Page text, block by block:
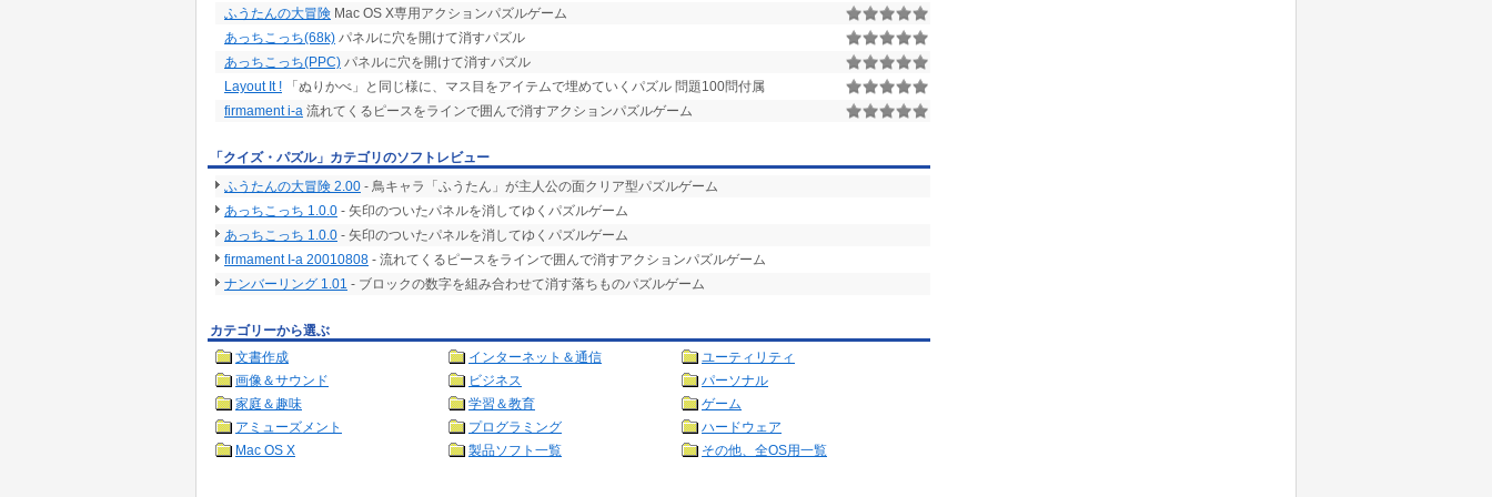
ふうたんの大冒険 Mac OS X専用アクションパズルゲーム
あっちこっち(68k) パネルに穴を開けて消すパズル
あっちこっち(PPC) パネルに穴を開けて消すパズル
Layout It ! 「ぬりかべ」と同じ様に、マス目をアイテムで埋めていくパズル 問題100問付属
firmament i-a 流れてくるピースをラインで囲んで消すアクションパズルゲーム
「クイズ・パズル」カテゴリのソフトレビュー
ふうたんの大冒険 2.00 - 鳥キャラ「ふうたん」が主人公の面クリア型パズルゲーム
あっちこっち 1.0.0 - 矢印のついたパネルを消してゆくパズルゲーム
あっちこっち 1.0.0 - 矢印のついたパネルを消してゆくパズルゲーム
firmament I-a 20010808 - 流れてくるピースをラインで囲んで消すアクションパズルゲーム
ナンバーリング 1.01 - ブロックの数字を組み合わせて消す落ちものパズルゲーム
カテゴリーから選ぶ
文書作成
インターネット＆通信
ユーティリティ
画像＆サウンド
ビジネス
パーソナル
家庭＆趣味
学習＆教育
ゲーム
アミューズメント
プログラミング
ハードウェア
Mac OS X
製品ソフト一覧 その他、全OS用一覧